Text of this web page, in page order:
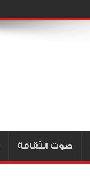
صوت الثقافة